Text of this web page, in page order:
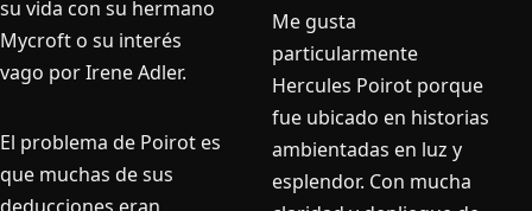
su vida con su hermano
Mycroft o su interés
vago por Irene Adler.
El problema de Poirot es
que muchas de sus
Me gusta
particularmente
Hercules Poirot porque
fue ubicado en historias
ambientadas en luz y
esplendor. Con mucha